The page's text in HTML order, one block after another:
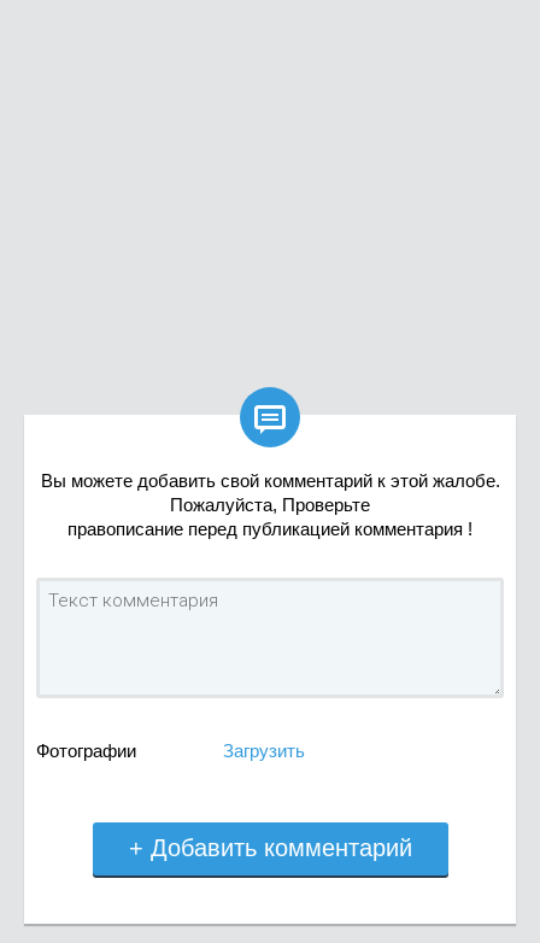

Вы можете добавить свой комментарий к этой жалобе.
Пожалуйста, Проверьте
правописание перед публикацией комментария !
Фотографии Загрузить
+ Добавить комментарий